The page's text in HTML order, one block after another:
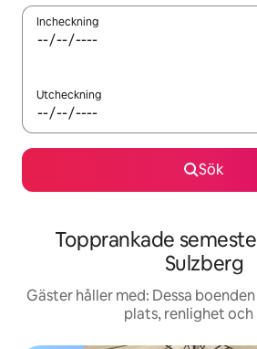
Incheckning
Utcheckning
Sök
Topprankade
Sulzberg
Gäster håller med: Dessa
plats, renlighet och